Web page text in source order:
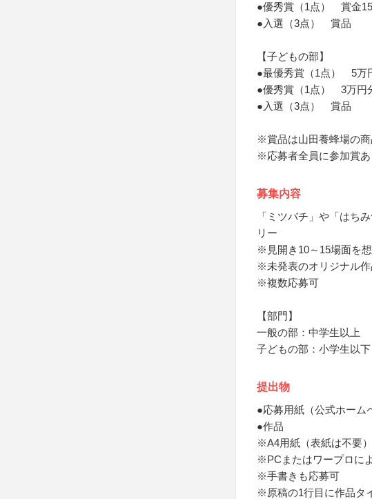
●優秀賞（1点） 賞金
●入選（3点） 賞品
【子どもの部】
●最優秀賞（1点） 5万
●優秀賞（1点） 3万円
●入選（3点） 賞品
※賞品は山田養蜂場の商
※応募者全員に参加賞あ
募集内容
「ミツバチ」や「はち
リー
※見開き10～15場面を
※未発表のオリジナル作
※複数応募可
【部門】
一般の部：中学生以上
子どもの部：小学生以下
提出物
●応募用紙（公式ホーム
●作品
※A4用紙（表紙は不要）
※PCまたはワープロに
※手書きも応募可
※原稿の1行目に作品タ